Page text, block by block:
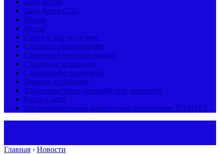
Лада Веста
Лада Веста CNG
Мозги
Мотор
Салон и все что в нем
Световое оборудование
Сравнение моделей машин
Страницы механиков
Страхование и кредиты
Тюнинг и стайлинг
Характеристики автомобиля и запчастей
Карта Сайта
Профессиональная диагностика автомобиля TOYOTA
Главная › Новости